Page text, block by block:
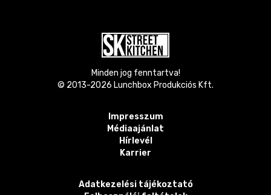
Minden jog fenntartva!
© 2013-2026 Lunchbox Produkciós Kft.
Impresszum
Médiaajánlat
Hírlevél
Karrier
Adatkezelési tájékoztató